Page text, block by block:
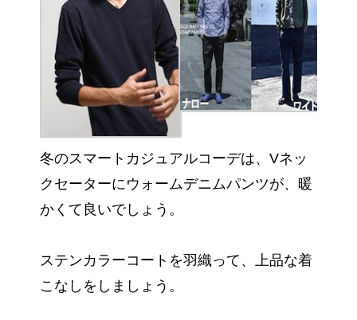
冬のスマートカジュアルコーデは、Vネッ
クセーターにウォームデニムパンツが、暖
かくて良いでしょう。
ステンカラーコートを羽織って、上品な着
こなしをしましょう。